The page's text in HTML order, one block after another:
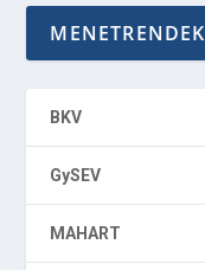
MENETRENDEK
BKV
GySEV
MAHART